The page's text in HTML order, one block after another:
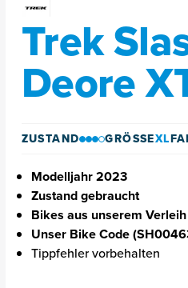
Trek
Deore
ZUSTAND GRÖSSEXL
Modelljahr 2023
Zustand gebraucht
Bikes aus unserem Verleih
Unser Bike Code
Tippfehler vorbehalten